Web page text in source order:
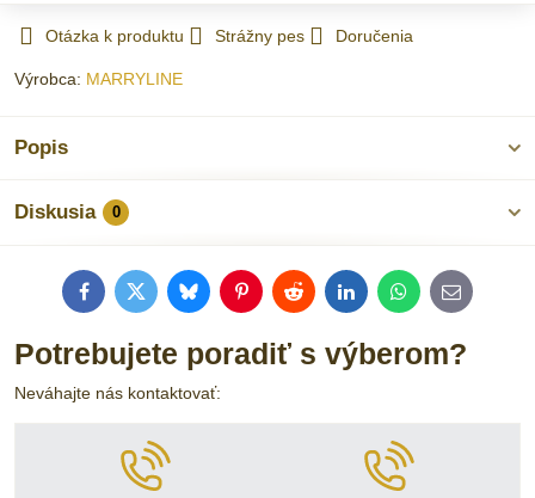
Otázka k produktu Strážny pes Doručenia
Výrobca: MARRYLINE
Popis
Diskusia 0
FacebookTwitterBlueskyPinterestRedditLinkedInWhatsApp
E-
mail
Potrebujete poradiť s výberom?
Neváhajte nás kontaktovať: